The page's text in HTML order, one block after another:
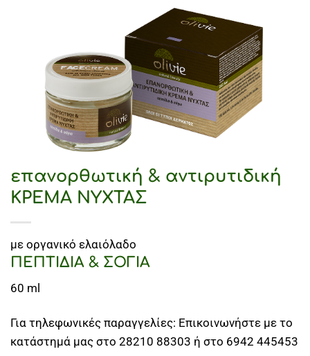
επανορθωτική & αντιρυτιδική
ΚΡΕΜΑ ΝΥΧΤΑΣ
με οργανικό ελαιόλαδο
ΠΕΠΤΙΔΙΑ & ΣOΓΙΑ
60 ml
Για τηλεφωνικές παραγγελίες: Επικοινωνήστε με το
κατάστημά μας στο 28210 88303 ή στο 6942 445453